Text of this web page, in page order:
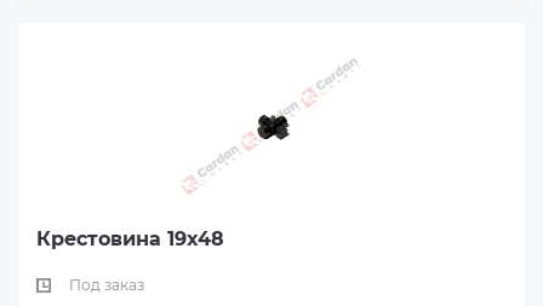
Крестовина 19x48
Под заказ